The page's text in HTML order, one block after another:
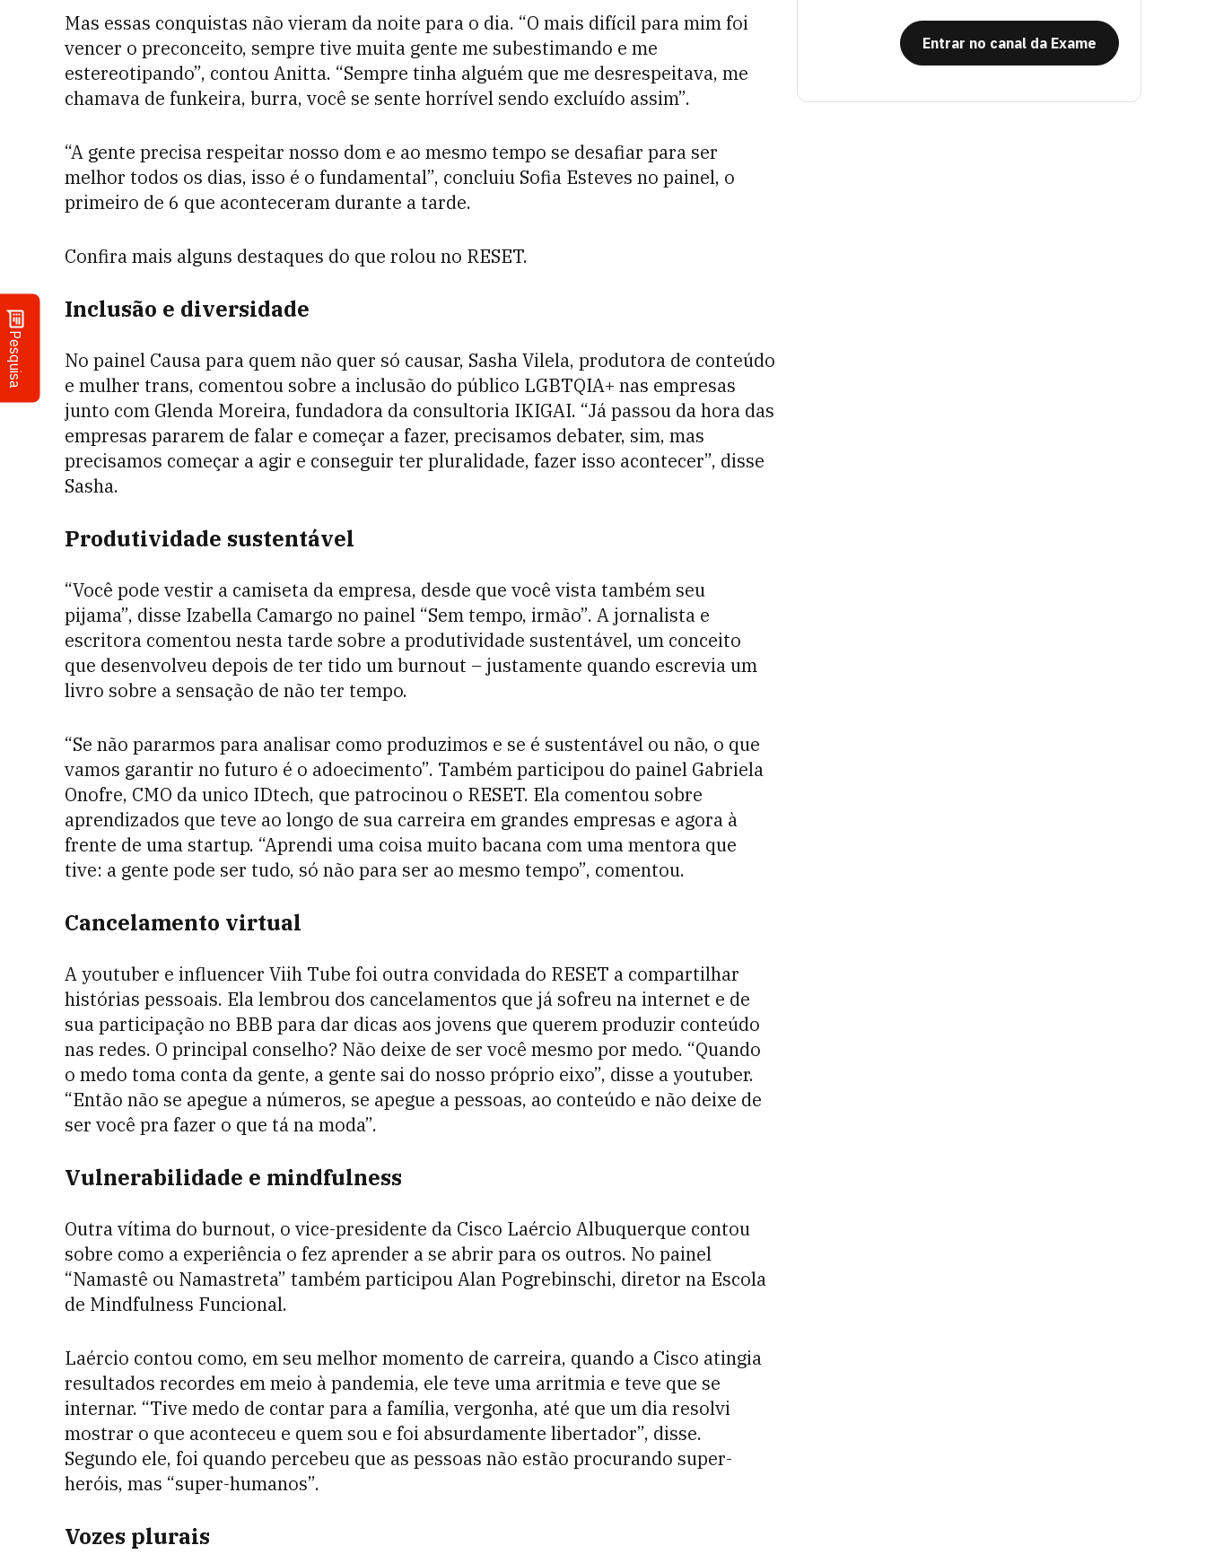
Pesquisa
Mas essas conquistas não vieram da noite para o dia. “O mais difícil para mim foi
vencer o preconceito, sempre tive muita gente me subestimando e me
estereotipando”, contou Anitta. “Sempre tinha alguém que me desrespeitava, me
chamava de funkeira, burra, você se sente horrível sendo excluído assim”.
“A gente precisa respeitar nosso dom e ao mesmo tempo se desafiar para ser
melhor todos os dias, isso é o fundamental”, concluiu Sofia Esteves no painel, o
primeiro de 6 que aconteceram durante a tarde.
Confira mais alguns destaques do que rolou no RESET.
Inclusão e diversidade
No painel Causa para quem não quer só causar, Sasha Vilela, produtora de conteúdo
e mulher trans, comentou sobre a inclusão do público LGBTQIA+ nas empresas
junto com Glenda Moreira, fundadora da consultoria IKIGAI. “Já passou da hora das
empresas pararem de falar e começar a fazer, precisamos debater, sim, mas
precisamos começar a agir e conseguir ter pluralidade, fazer isso acontecer”, disse
Sasha.
Produtividade sustentável
“Você pode vestir a camiseta da empresa, desde que você vista também seu
pijama”, disse Izabella Camargo no painel “Sem tempo, irmão”. A jornalista e
escritora comentou nesta tarde sobre a produtividade sustentável, um conceito
que desenvolveu depois de ter tido um burnout – justamente quando escrevia um
livro sobre a sensação de não ter tempo.
“Se não pararmos para analisar como produzimos e se é sustentável ou não, o que
vamos garantir no futuro é o adoecimento”. Também participou do painel Gabriela
Onofre, CMO da unico IDtech, que patrocinou o RESET. Ela comentou sobre
aprendizados que teve ao longo de sua carreira em grandes empresas e agora à
frente de uma startup. “Aprendi uma coisa muito bacana com uma mentora que
tive: a gente pode ser tudo, só não para ser ao mesmo tempo”, comentou.
Cancelamento virtual
A youtuber e influencer Viih Tube foi outra convidada do RESET a compartilhar
histórias pessoais. Ela lembrou dos cancelamentos que já sofreu na internet e de
sua participação no BBB para dar dicas aos jovens que querem produzir conteúdo
nas redes. O principal conselho? Não deixe de ser você mesmo por medo. “Quando
o medo toma conta da gente, a gente sai do nosso próprio eixo”, disse a youtuber.
“Então não se apegue a números, se apegue a pessoas, ao conteúdo e não deixe de
ser você pra fazer o que tá na moda”.
Vulnerabilidade e mindfulness
Outra vítima do burnout, o vice-presidente da Cisco Laércio Albuquerque contou
sobre como a experiência o fez aprender a se abrir para os outros. No painel
“Namastê ou Namastreta” também participou Alan Pogrebinschi, diretor na Escola
de Mindfulness Funcional.
Laércio contou como, em seu melhor momento de carreira, quando a Cisco atingia
resultados recordes em meio à pandemia, ele teve uma arritmia e teve que se
internar. “Tive medo de contar para a família, vergonha, até que um dia resolvi
mostrar o que aconteceu e quem sou e foi absurdamente libertador”, disse.
Segundo ele, foi quando percebeu que as pessoas não estão procurando super-
heróis, mas “super-humanos”.
Vozes plurais
Entrar no canal da Exame